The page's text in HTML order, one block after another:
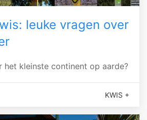
leuke vragen over
het kleinste continent op aarde?
KWIS +